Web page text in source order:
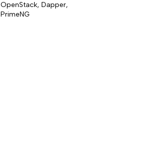
OpenStack, Dapper,
PrimeNG